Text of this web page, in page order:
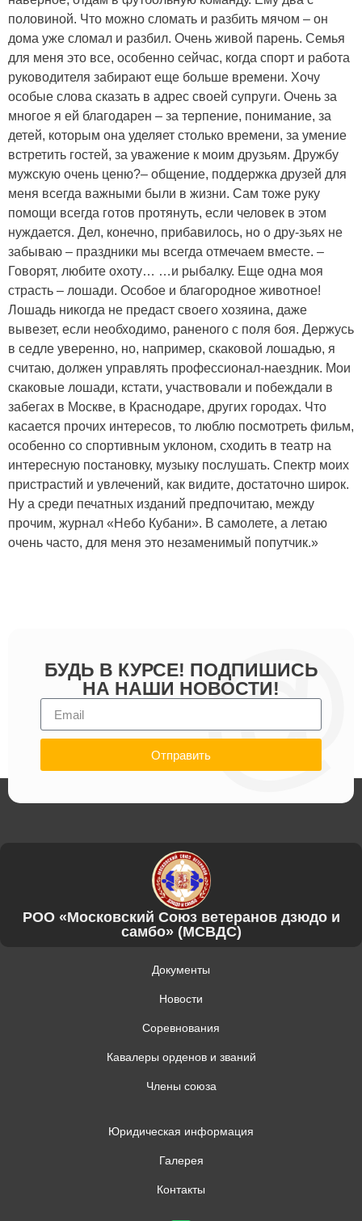
БУДЬ В КУРСЕ! ПОДПИШИСЬ
НА НАШИ НОВОСТИ!
Отправить
РОО «Московский Союз ветеранов дзюдо и
самбо» (МСВДС)
Документы
Новости
Соревнования
Кавалеры орденов и званий
Члены союза
Юридическая информация
Галерея
Контакты